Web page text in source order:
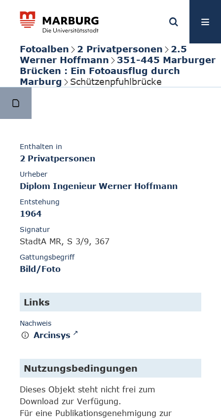
Fotoalben 2 Privatpersonen
2.5
Werner Hoffmann
351-445 Marburger
Brücken : Ein Fotoausflug durch
Marburg
Schützenpfuhlbrücke
Enthalten in
2 Privatpersonen
Urheber
Diplom Ingenieur Werner Hoffmann
Entstehung
1964
Signatur
StadtA MR, S 3/9, 367
Gattungsbegriff
Bild/Foto
Links
Nachweis
Arcinsys
Nutzungsbedingungen
Dieses Objekt steht nicht frei zum
Download zur Verfügung.
Für eine Publikationsgenehmigung zur